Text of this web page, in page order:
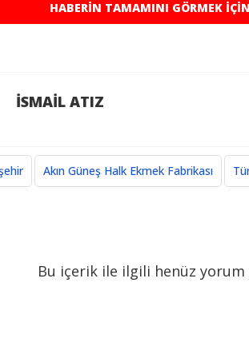
eden Çelik, "Fabrikamızın
kontrollü tutuyoruz.
Kırşehir'in değil çevre illerin de
Çelik, haftalık ilaçlama ve
HABERİN TAMAMINI GÖRMEK
İSMAİL ATIZ
Akın Güneş Halk Ekmek Fabrikası
Bu içerik ile ilgili henüz yorum